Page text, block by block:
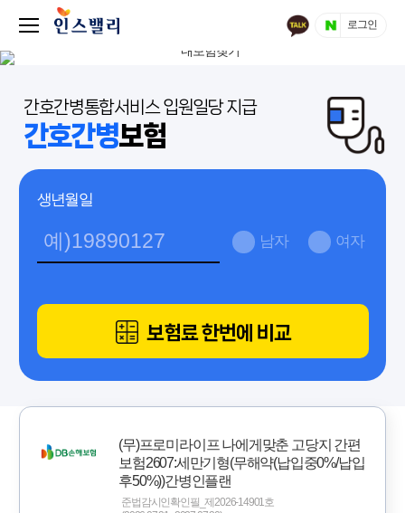
로그인
간호간병통합서비스 입원일당 지급
간호간병보험
생년월일
남자 여자
보험료 한번에 비교
(무)프로미라이프 나에게맞춘 고당지 간편
보험2607:세만기형(무해약(납입중0%/납입
후50%))간병인플랜
준법감시인확인필_제2026-14901호